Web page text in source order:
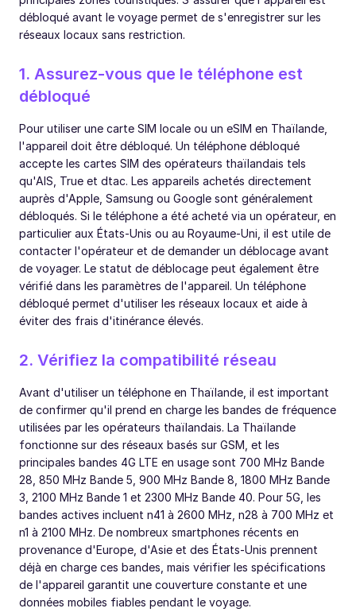
débloqué avant le voyage permet de s'enregistrer sur les
réseaux locaux sans restriction.
1. Assurez-vous que le téléphone est
débloqué
Pour utiliser une carte SIM locale ou un eSIM en Thaïlande,
l'appareil doit être débloqué. Un téléphone débloqué
accepte les cartes SIM des opérateurs thaïlandais tels
qu'AIS, True et dtac. Les appareils achetés directement
auprès d'Apple, Samsung ou Google sont généralement
débloqués. Si le téléphone a été acheté via un opérateur, en
particulier aux États-Unis ou au Royaume-Uni, il est utile de
contacter l'opérateur et de demander un déblocage avant
de voyager. Le statut de déblocage peut également être
vérifié dans les paramètres de l'appareil. Un téléphone
débloqué permet d'utiliser les réseaux locaux et aide à
éviter des frais d'itinérance élevés.
2. Vérifiez la compatibilité réseau
Avant d'utiliser un téléphone en Thaïlande, il est important
de confirmer qu'il prend en charge les bandes de fréquence
utilisées par les opérateurs thaïlandais. La Thaïlande
fonctionne sur des réseaux basés sur GSM, et les
principales bandes 4G LTE en usage sont 700 MHz Bande
28, 850 MHz Bande 5, 900 MHz Bande 8, 1800 MHz Bande
3, 2100 MHz Bande 1 et 2300 MHz Bande 40. Pour 5G, les
bandes actives incluent n41 à 2600 MHz, n28 à 700 MHz et
n1 à 2100 MHz. De nombreux smartphones récents en
provenance d'Europe, d'Asie et des États-Unis prennent
déjà en charge ces bandes, mais vérifier les spécifications
de l'appareil garantit une couverture constante et une
données mobiles fiables pendant le voyage.